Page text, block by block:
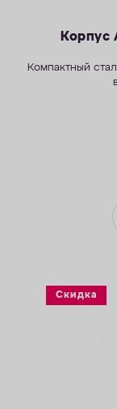
Корпус
Компактный
Скидка